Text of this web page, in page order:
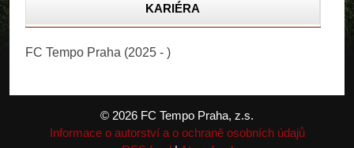
KARIÉRA
FC Tempo Praha (2025 - )
© 2026 FC Tempo Praha, z.s.
Informace o autorství a o ochraně osobních údajů